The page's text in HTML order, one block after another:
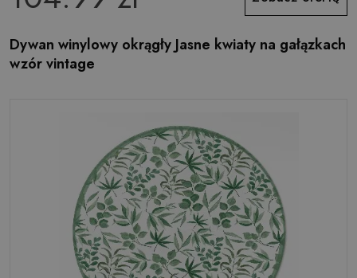
Dywan winylowy okrągły Jasne kwiaty na gałązkach
wzór vintage